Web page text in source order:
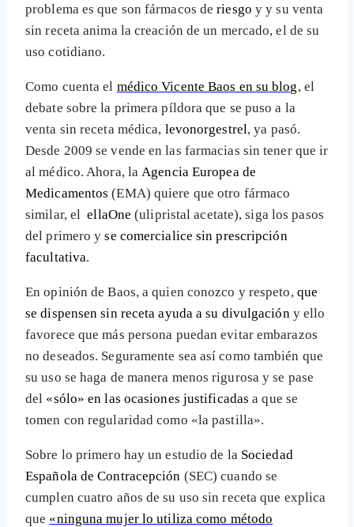
problema es que son fármacos deriesgo y y su venta
sin receta anima la creación de un mercado, el de su
uso cotidiano.
Como cuenta el médico Vicente Baos en su blog, el
debate sobre la primera píldora que se puso a la
venta sin receta médica, levonorgestrel, ya pasó.
Desde 2009 se vende en las farmacias sin tener que ir
al médico. Ahora, la Agencia Europea de
Medicamentos (EMA) quiere que otro fármaco
similar, elellaOne (ulipristal acetate), siga los pasos
del primero y se comercialice sin prescripción
facultativa.
En opinión de Baos, a quien conozco y respeto, que
se dispensen sin receta ayuda a su divulgación y ello
favorece que más persona puedan evitar embarazos
no deseados. Seguramente sea así como también que
su uso se haga de manera menos rigurosa y se pase
del «sólo» en las ocasiones justificadas a que se
tomen con regularidad como «la pastilla».
Sobre lo primero hay un estudio de la Sociedad
Española de Contracepción (SEC) cuando se
cumplen cuatro años de su uso sin receta que explica
que «ninguna mujer lo utiliza como método